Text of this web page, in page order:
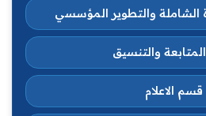
الشاملة والتطوير المؤسسي
والتنسيق
قسم الاعلام